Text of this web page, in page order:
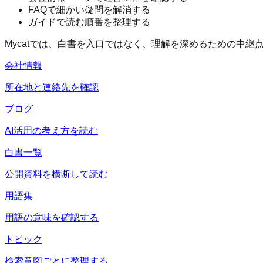
FAQで細かい疑問を解消する
ガイドで読む順番を整理する
Mycatでは、白書を入口ではなく、理解を深めるための中継
会社情報
所在地と連絡先を確認
ブログ
AI活用の考え方を読む
白書一覧
公開資料を横断して読む
用語集
用語の意味を確認する
トピック
検索意図ごとに整理する